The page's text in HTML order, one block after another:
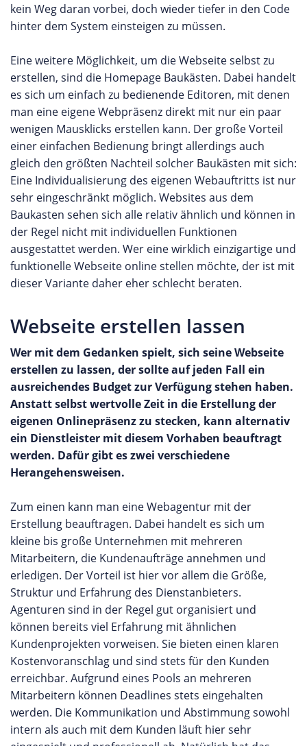
kein Weg daran vorbei, doch wieder tiefer in den Code
hinter dem System einsteigen zu müssen.
Eine weitere Möglichkeit, um die Webseite selbst zu
erstellen, sind die Homepage Baukästen. Dabei handelt
es sich um einfach zu bedienende Editoren, mit denen
man eine eigene Webpräsenz direkt mit nur ein paar
wenigen Mausklicks erstellen kann. Der große Vorteil
einer einfachen Bedienung bringt allerdings auch
gleich den größten Nachteil solcher Baukästen mit sich:
Eine Individualisierung des eigenen Webauftritts ist nur
sehr eingeschränkt möglich. Websites aus dem
Baukasten sehen sich alle relativ ähnlich und können in
der Regel nicht mit individuellen Funktionen
ausgestattet werden. Wer eine wirklich einzigartige und
funktionelle Webseite online stellen möchte, der ist mit
dieser Variante daher eher schlecht beraten.
Webseite erstellen lassen
Wer mit dem Gedanken spielt, sich seine Webseite
erstellen zu lassen, der sollte auf jeden Fall ein
ausreichendes Budget zur Verfügung stehen haben.
Anstatt selbst wertvolle Zeit in die Erstellung der
eigenen Onlinepräsenz zu stecken, kann alternativ
ein Dienstleister mit diesem Vorhaben beauftragt
werden. Dafür gibt es zwei verschiedene
Herangehensweisen.
Zum einen kann man eine Webagentur mit der
Erstellung beauftragen. Dabei handelt es sich um
kleine bis große Unternehmen mit mehreren
Mitarbeitern, die Kundenaufträge annehmen und
erledigen. Der Vorteil ist hier vor allem die Größe,
Struktur und Erfahrung des Dienstanbieters.
Agenturen sind in der Regel gut organisiert und
können bereits viel Erfahrung mit ähnlichen
Kundenprojekten vorweisen. Sie bieten einen klaren
Kostenvoranschlag und sind stets für den Kunden
erreichbar. Aufgrund eines Pools an mehreren
Mitarbeitern können Deadlines stets eingehalten
werden. Die Kommunikation und Abstimmung sowohl
intern als auch mit dem Kunden läuft hier sehr